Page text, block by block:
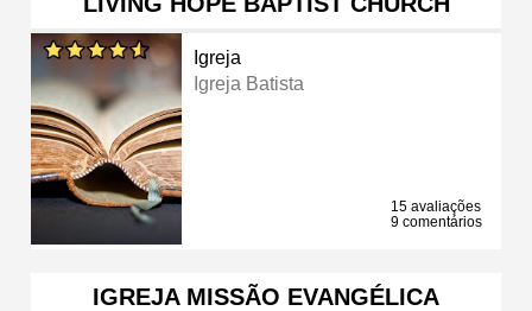
Igreja
Igreja Batista
15 avaliações
9 comentários
IGREJA MISSÃO EVANGÉLICA